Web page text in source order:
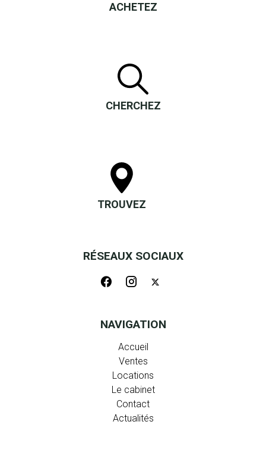
ACHETEZ
CHERCHEZ
TROUVEZ
RÉSEAUX SOCIAUX
NAVIGATION
Accueil
Ventes
Locations
Le cabinet
Contact
Actualités